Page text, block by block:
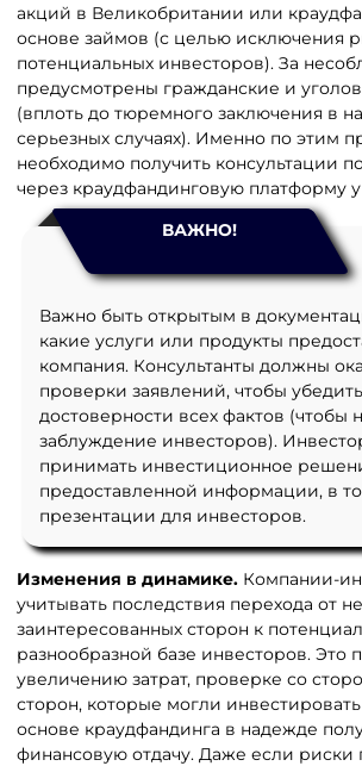
акций в Великобритании или
основе займов (с целью исключения
потенциальных инвесторов). За
предусмотрены гражданские и
(вплоть до тюремного заключения в
серьезных случаях). Именно по этим
необходимо получить консультации
через краудфандинговую платформу
ВАЖНО!
Важно быть открытым в
какие услуги или продукты
компания. Консультанты должны
проверки заявлений, чтобы
достоверности всех фактов (чтобы
заблуждение инвесторов).
принимать инвестиционное
предоставленной информации, в
презентации для инвесторов.
Изменения в динамике. Компании-
учитывать последствия перехода от
заинтересованных сторон к
разнообразной базе инвесторов. Это
увеличению затрат, проверке со
сторон, которые могли
основе краудфандинга в надежде
финансовую отдачу. Даже если риски